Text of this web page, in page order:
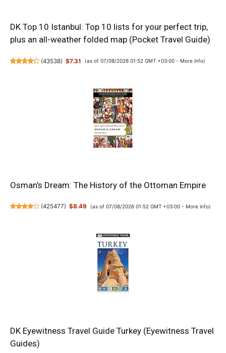
DK Top 10 Istanbul: Top 10 lists for your perfect trip,
plus an all-weather folded map (Pocket Travel Guide)
(43538) $7.31 (as of 07/08/2026 01:52 GMT +03:00 - More info)
Osman's Dream: The History of the Ottoman Empire
(425477) $8.49 (as of 07/08/2026 01:52 GMT +03:00 - More info)
DK Eyewitness Travel Guide Turkey (Eyewitness Travel
Guides)